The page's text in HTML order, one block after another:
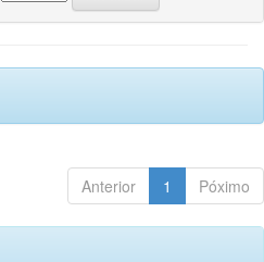
Anterior 1 Póximo